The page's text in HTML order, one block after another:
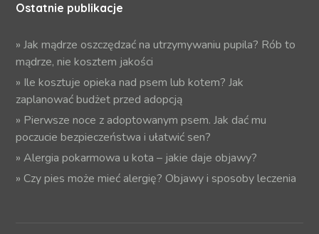
Ostatnie publikacje
»Jak mądrze oszczędzać na utrzymywaniu pupila? Rób to
mądrze, nie kosztem jakości
» Ile kosztuje opieka nad psem lub kotem? Jak
zaplanować budżet przed adopcją
» Pierwsze noce z adoptowanym psem. Jak dać mu
poczucie bezpieczeństwa i ułatwić sen?
»Alergia pokarmowa u kota – jakie daje objawy?
»Czy pies może mieć alergię? Objawy i sposoby leczenia